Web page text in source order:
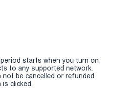
starts when you turn on
to any supported network.
not be cancelled or refunded
clicked.